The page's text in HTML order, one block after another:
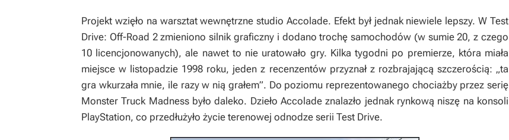
Projekt wzięło na warsztat wewnętrzne studio Accolade. Efekt był jednak niewiele lepszy. W Test
Drive: Off-Road 2zmieniono silnik graficzny i dodano trochę samochodów (w sumie 20, z czego
10 licencjonowanych), ale nawet to nie uratowało gry. Kilka tygodni po premierze, która miała
miejsce w listopadzie 1998 roku, jeden z recenzentów przyznał z rozbrajającą szczerością: „ta
gra wkurzała mnie, ile razy w nią grałem”. Do poziomu reprezentowanego chociażby przez serię
Monster Truck Madnessbyło daleko. Dzieło Accolade znalazło jednak rynkową niszę na konsoli
PlayStation, co przedłużyło życie terenowej odnodze serii Test Drive.